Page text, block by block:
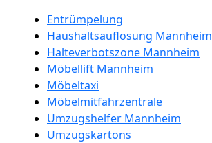
Entrümpelung
Haushaltsauflösung Mannheim
Halteverbotszone Mannheim
Möbellift Mannheim
Möbeltaxi
Möbelmitfahrzentrale
Umzugshelfer Mannheim
Umzugskartons